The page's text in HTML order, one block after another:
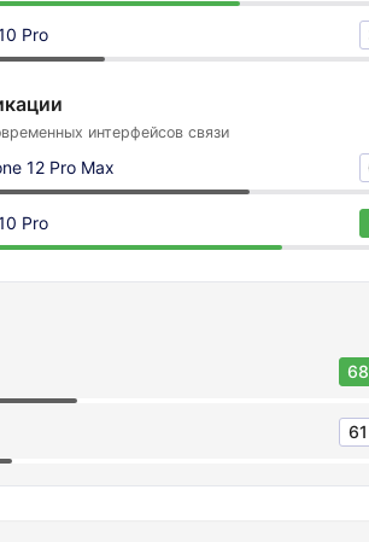
Pro
интерфейсов связи
12 Pro Max
Pro
68
61